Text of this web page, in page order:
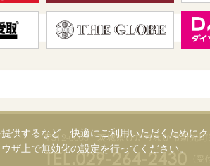
供するなど、快適にご利用いただくために
ザ上で無効化の設定を行ってください。